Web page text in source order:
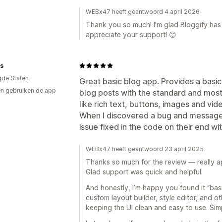
WEBx47 heeft geantwoord 4 april 2026
Thank you so much! I'm glad Bloggify
appreciate your support! 😊
Great basic blog app. Provides a
blog posts with the standard and
like rich text, buttons, images and
When I discovered a bug and
issue fixed in the code on their end
Staten
gebruiken de app
WEBx47 heeft geantwoord 23 april 2025
Thanks so much for the review — really
Glad support was quick and helpful.
And honestly, I’m happy you found it
custom layout builder, style editor, and
keeping the UI clean and easy to use.